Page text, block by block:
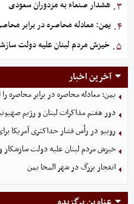
۳. هشدار صنعاء به مزدوران سعودی
۴. یمن: معادله محاصره در برابر
۵. خیزش مردم لبنان علیه دولت
آخرین اخبار
یمن: معادله محاصره در برابر محاصره
دور هفتم مذاکرات لبنان و رژیم
روبیو در رأس فشار حداکثری آمریکا
خیزش مردم لبنان علیه دولت سازشکار
انفجار بزرگ در شهر المخا یمن